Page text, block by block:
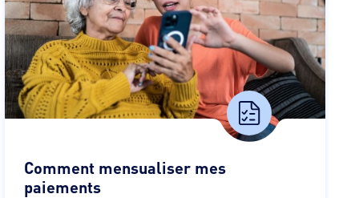
Comment mensualiser mes
paiements